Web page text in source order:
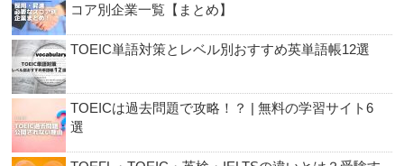
コア別企業一覧【まとめ】
TOEIC単語対策とレベル別おすすめ英単語帳12選
TOEICは過去問題で攻略！？ | 無料の学習サイト6
選